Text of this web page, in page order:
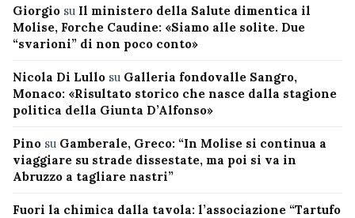
Giorgio su Il ministero della Salute dimentica il
Molise, Forche Caudine: «Siamo alle solite. Due
“svarioni” di non poco conto»
Nicola Di Lullo su Galleria fondovalle Sangro,
Monaco: «Risultato storico che nasce dalla stagione
politica della Giunta D’Alfonso»
Pino su Gamberale, Greco: “In Molise si continua a
viaggiare su strade dissestate, ma poi si va in
Abruzzo a tagliare nastri”
Fuori la chimica dalla tavola: l’associazione “Tartufo